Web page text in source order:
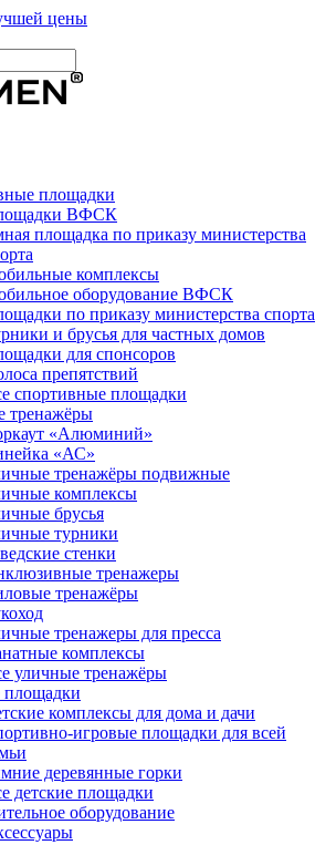
цены
площадки
ВФСК
площадка по приказу министерства
комплексы
оборудование ВФСК
по приказу министерства спорта
и брусья для частных домов
для спонсоров
препятствий
спортивные площадки
тренажёры
«Алюминий»
«АС»
тренажёры подвижные
комплексы
брусья
турники
стенки
тренажеры
тренажёры
тренажеры для пресса
комплексы
уличные тренажёры
площадки
комплексы для дома и дачи
игровые площадки для всей
деревянные горки
детские площадки
оборудование